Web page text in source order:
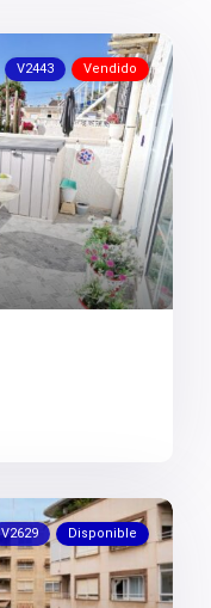
V2443 Vendido
V2629 Disponible